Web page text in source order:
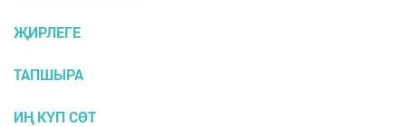
ҖИРЛЕГЕ
ТАПШЫРА
ИҢ КҮП СӨТ